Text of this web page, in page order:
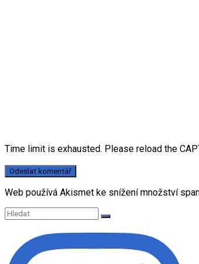
Time limit is exhausted. Please reload the
Web používá Akismet ke snížení množství